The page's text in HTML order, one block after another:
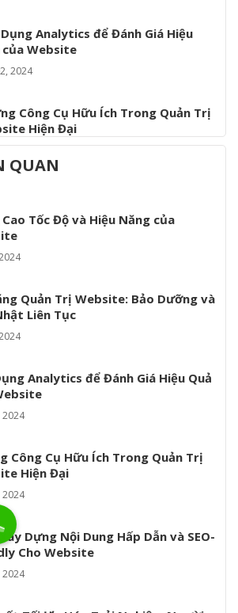
Analytics để Đánh Giá Hiệu
của Website
2024
Công Cụ Hữu Ích Trong Quản Trị
Hiện Đại
2024
2024
QUAN
Tốc Độ và Hiệu Năng của
Quản Trị Website: Bảo Dưỡng và
Liên Tục
Analytics để Đánh Giá Hiệu Quả
2024
Công Cụ Hữu Ích Trong Quản Trị
Hiện Đại
2024
Dựng Nội Dung Hấp Dẫn và SEO-
Cho Website
2024